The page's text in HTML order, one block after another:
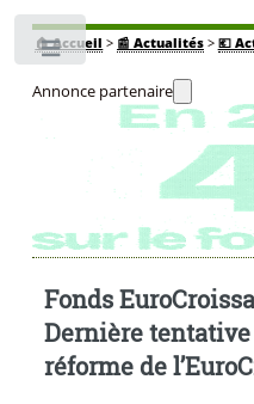
🏠Accueil > 📰 Actualités> 💶
Annonce partenaire
Fonds
Dernière tentative
réforme de
Toggle